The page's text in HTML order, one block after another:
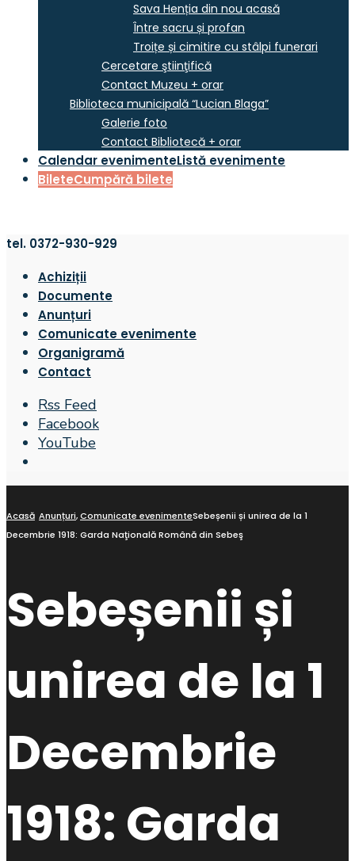
Sava Henția din nou acasă
Între sacru și profan
Troițe și cimitire cu stâlpi funerari
Cercetare ştiinţifică
Contact Muzeu + orar
Biblioteca municipală “Lucian Blaga”
Galerie foto
Contact Bibliotecă + orar
Calendar evenimenteListă evenimente
BileteCumpără bilete
tel. 0372-930-929
Achiziții
Documente
Anunțuri
Comunicate evenimente
Organigramă
Contact
Rss Feed
Facebook
YouTube
Search
Acasă Anunțuri,Comunicate evenimenteSebeșenii și unirea de la 1
Decembrie 1918: Garda Naţională Română din Sebeş
Sebeșenii și
unirea de la 1
Decembrie
1918: Garda